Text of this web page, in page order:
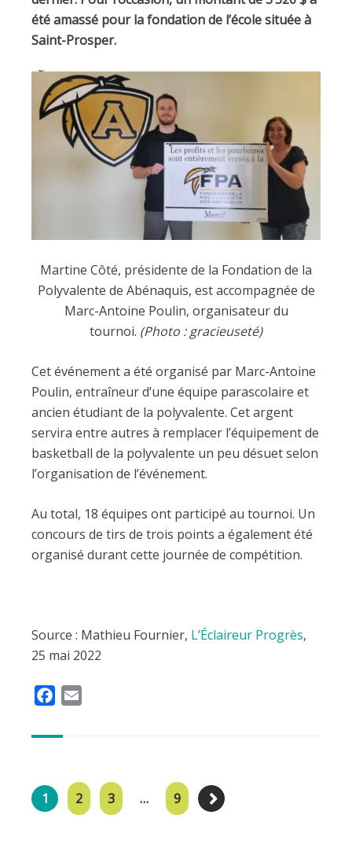
été amassé pour la fondation de l’école située à
Saint-Prosper.
Martine Côté, présidente de la Fondation de la
Polyvalente de Abénaquis, est accompagnée de
Marc-Antoine Poulin, organisateur du
tournoi. (Photo : gracieuseté)
Cet événement a été organisé par Marc-Antoine
Poulin, entraîneur d’une équipe parascolaire et
ancien étudiant de la polyvalente. Cet argent
servira entre autres à remplacer l’équipement de
basketball de la polyvalente un peu désuet selon
l’organisation de l’événement.
Au total, 18 équipes ont participé au tournoi. Un
concours de tirs de trois points a également été
organisé durant cette journée de compétition.
Source : Mathieu Fournier, L’Éclaireur Progrès,
25 mai 2022
c
o
1
2 3 … 9